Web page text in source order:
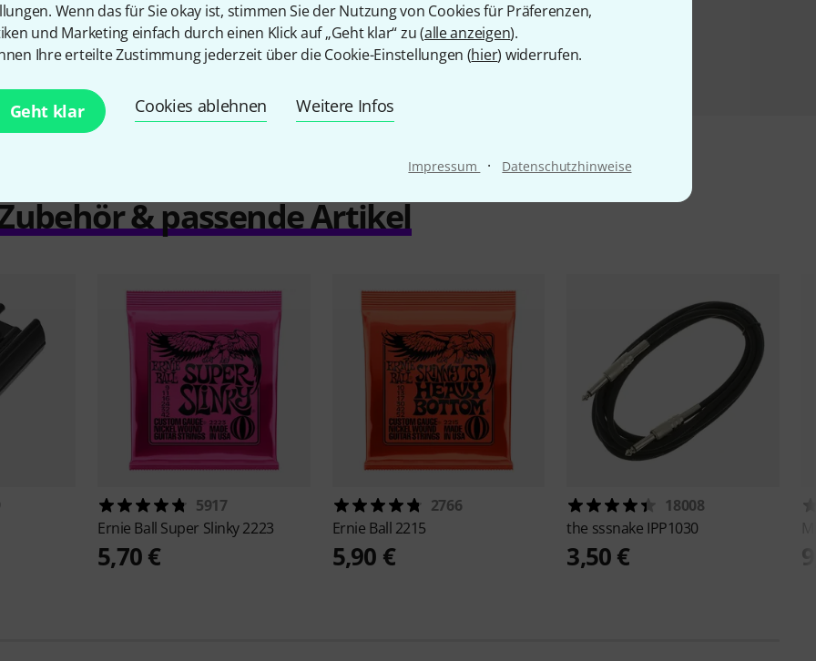
Wenn das für Sie okay ist, stimmen Sie der Nutzung von Cookies für Präferenzen,
und Marketing einfach durch einen Klick auf „Geht klar“ zu (alle anzeigen).
Ihre erteilte Zustimmung jederzeit über die Cookie-Einstellungen (hier) widerrufen.
Geht klar Cookies ablehnen Weitere Infos
Impressum · Datenschutzhinweise
Vergleichen
& passende Artikel
5917
Ernie Ball Super Slinky 2223
5,70 €
2766
Ernie Ball 2215
5,90 €
18008
the sssnake IPP1030
3,50 €